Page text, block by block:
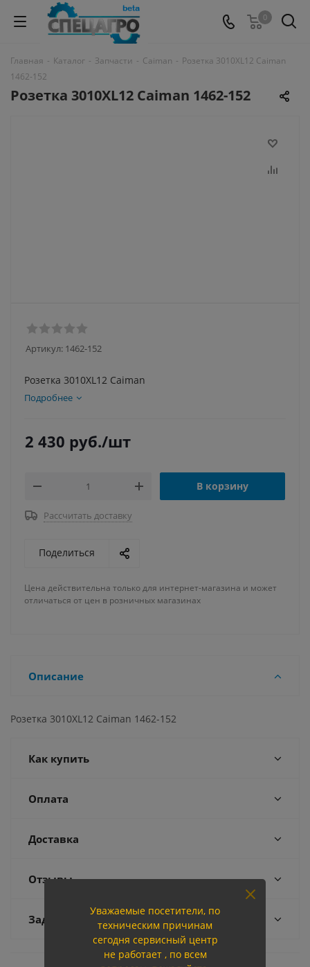
0
Главная - Каталог - Запчасти - Caiman - Розетка 3010XL12 Caiman
1462-152
Розетка 3010XL12 Caiman 1462-152
Артикул: 1462-152
Розетка 3010XL12 Caiman
Подробнее
2 430 руб./шт
В корзину
Рассчитать доставку
Поделиться
Цена действительна только для интернет-магазина и может
отличаться от цен в розничных магазинах
Описание
Розетка 3010XL12 Caiman 1462-152
Как купить
Оплата
Доставка
Отзывы
Задать вопрос
Уважаемые посетители, по
техническим причинам
сегодня сервисный центр
не работает , по всем